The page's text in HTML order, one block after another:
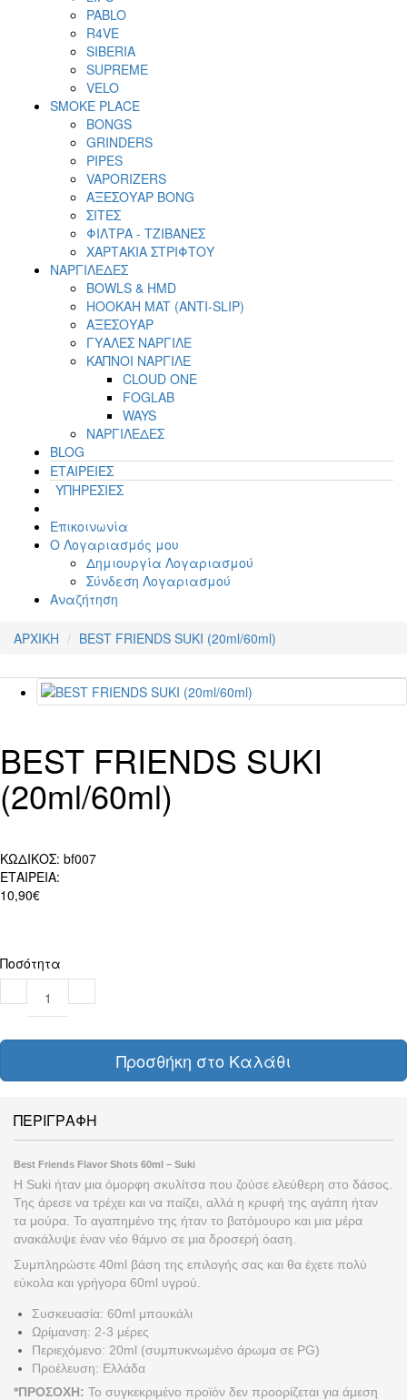
PABLO
R4VE
SIBERIA
SUPREME
VELO
SMOKE PLACE
BONGS
GRINDERS
PIPES
VAPORIZERS
ΑΞΕΣΟΥΑΡ BONG
ΣΙΤΕΣ
ΦΙΛΤΡΑ - ΤΖΙΒΑΝΕΣ
ΧΑΡΤΑΚΙΑ ΣΤΡΙΦΤΟΥ
ΝΑΡΓΙΛΕΔΕΣ
BOWLS & HMD
HOOKAH MAT (ANTI-SLIP)
ΑΞΕΣΟΥΑΡ
ΓΥΑΛΕΣ ΝΑΡΓΙΛΕ
ΚΑΠΝΟΙ ΝΑΡΓΙΛΕ
CLOUD ONE
FOGLAB
WAYS
ΝΑΡΓΙΛΕΔΕΣ
BLOG
ΕΤΑΙΡΕΙΕΣ
ΥΠΗΡΕΣΙΕΣ
Επικοινωνία
Ο Λογαριασμός μου
Δημιουργία Λογαριασμού
Σύνδεση Λογαριασμού
Αναζήτηση
ΑΡΧΙΚΗ BEST FRIENDS SUKI (20ml/60ml)
BEST FRIENDS SUKI
(20ml/60ml)
ΚΩΔΙΚΟΣ: bf007
ΕΤΑΙΡΕΙΑ:
10,90€
Ποσότητα
Προσθήκη στο Καλάθι
ΠΕΡΙΓΡΑΦΗ
Best Friends Flavor Shots 60ml – Suki
Η Suki ήταν μια όμορφη σκυλίτσα που ζούσε ελεύθερη στο δάσος.
Της άρεσε να τρέχει και να παίζει, αλλά η κρυφή της αγάπη ήταν
τα μούρα. Το αγαπημένο της ήταν το βατόμουρο και μια μέρα
ανακάλυψε έναν νέο θάμνο σε μια δροσερή όαση.
Συμπληρώστε 40ml βάση της επιλογής σας και θα έχετε πολύ
εύκολα και γρήγορα 60ml υγρού.
Συσκευασία: 60ml μπουκάλι
Ωρίμανση: 2-3 μέρες
Περιεχόμενο: 20ml (συμπυκνωμένο άρωμα σε PG)
Προέλευση: Ελλάδα
*ΠΡΟΣΟΧΗ: Το συγκεκριμένο προϊόν δεν προορίζεται για άμεση